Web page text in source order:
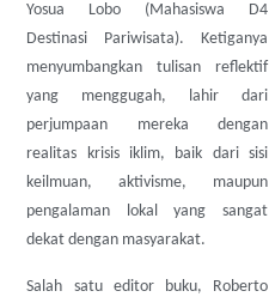
Yosua Lobo (Mahasiswa D4
Destinasi Pariwisata). Ketiganya
menyumbangkan tulisan reflektif
yang menggugah, lahir dari
perjumpaan mereka dengan
realitas krisis iklim, baik dari sisi
keilmuan, aktivisme, maupun
pengalaman lokal yang sangat
dekat dengan masyarakat.
Salah satu editor buku, Roberto